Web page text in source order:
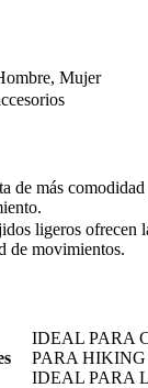
Mujer
de más
ligeros ofrecen
de movimientos.
IDEAL PARA
PARA
IDEAL PARA